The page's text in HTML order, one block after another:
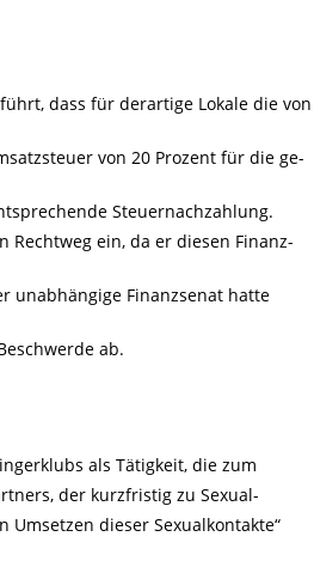
dass für derartige Lokale die von
von 20 Prozent für die ge-
Steuernachzahlung.
ein, da er diesen Finanz-
unabhängige Finanzsenat hatte
ab.
als Tätigkeit, die zum
der kurzfristig zu Sexual-
dieser Sexualkontakte“